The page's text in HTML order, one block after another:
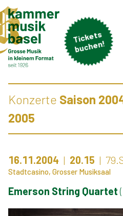
Tick
ets
buch
en!
Konzerte Saison
2005
16.11.2004 20.15
Stadtcasino, Grosser Musiksaal
Emerson String Quartet